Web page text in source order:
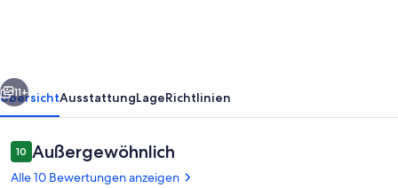
in
Hilter
am
Teutoburger
Weiter
11+
ÜbersichtAusstattungLageRichtlinien
Bewertungen
1010 von 10.
Außergewöhnlich
Alle 10 Bewertungen anzeigen